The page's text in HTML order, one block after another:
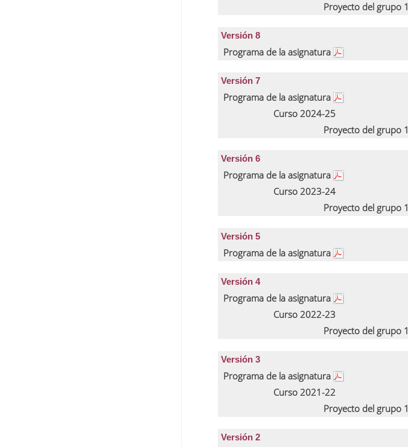
Proyecto del grupo 1
Versión 8
Programa de la asignatura
Versión 7
Programa de la asignatura
Curso 2024-25
Proyecto del grupo 1
Versión 6
Programa de la asignatura
Curso 2023-24
Proyecto del grupo 1
Versión 5
Programa de la asignatura
Versión 4
Programa de la asignatura
Curso 2022-23
Proyecto del grupo 1
Versión 3
Programa de la asignatura
Curso 2021-22
Proyecto del grupo 1
Versión 2